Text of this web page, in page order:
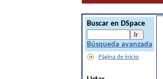
Buscar en DSpace
Búsqueda avanzada
Página de inicio